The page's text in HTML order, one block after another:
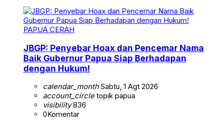
PAPUA CERAH
JBGP: Penyebar Hoax dan Pencemar Nama
Baik Gubernur Papua Siap Berhadapan
dengan Hukum!
calendar_monthSabtu, 1 Agt 2026
account_circletopik papua
visibility836
0Komentar